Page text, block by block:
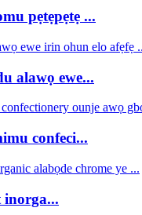
pẹtẹpẹtẹ ...
alawọ ewe...
confeci...
inorga...